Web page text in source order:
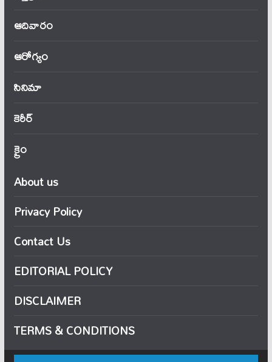
ఆదివారం
ఆరోగ్యం
సినిమా
కెరీర్
క్రైం
About us
Privacy Policy
Contact Us
EDITORIAL POLICY
DISCLAIMER
TERMS & CONDITIONS